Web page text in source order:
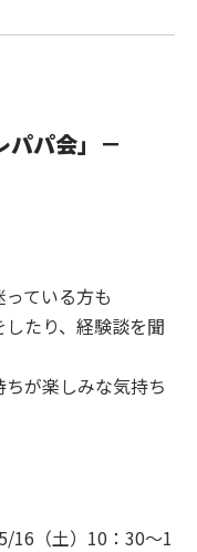
パパ会」－
ている方も
たり、経験談を聞
が楽しみな気持ち
16（土）10：30～1